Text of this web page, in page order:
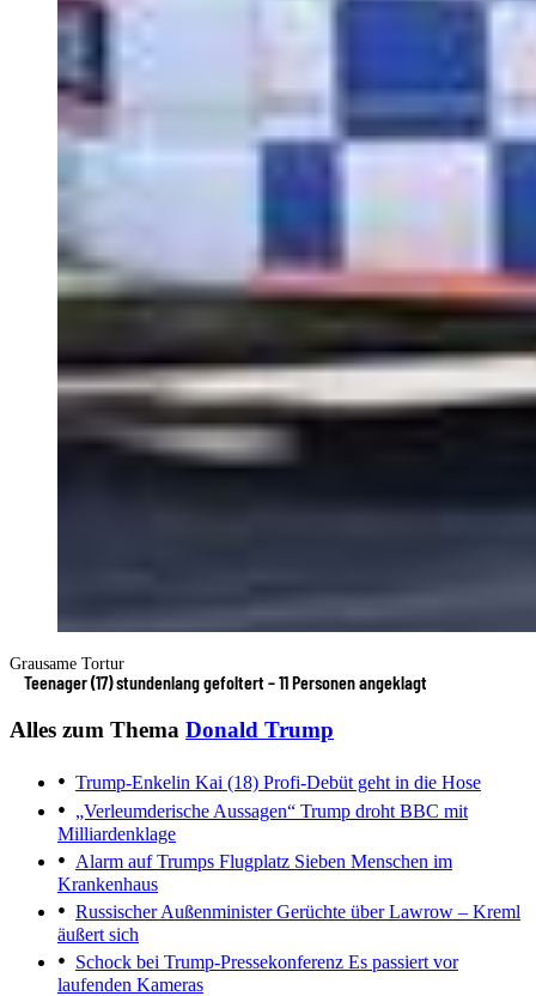
Grausame Tortur
Teenager (17) stundenlang gefoltert – 11 Personen angeklagt
Alles zum Thema Donald Trump
Trump-Enkelin Kai (18) Profi-Debüt geht in die Hose
„Verleumderische Aussagen“ Trump droht BBC mit
Milliardenklage
Alarm auf Trumps Flugplatz Sieben Menschen im
Krankenhaus
Russischer AußenministerGerüchte über Lawrow – Kreml
äußert sich
Schock bei Trump-Pressekonferenz Es passiert vor
laufenden Kameras